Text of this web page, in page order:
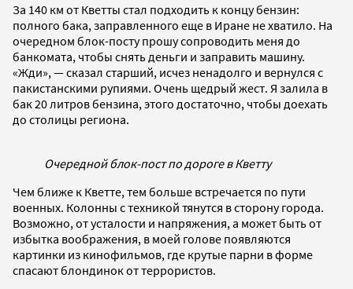
За 140 км от Кветты стал подходить к концу бензин:
полного бака, заправленного еще в Иране не хватило. На
очередном блок-посту прошу сопроводить меня до
банкомата, чтобы снять деньги и заправить машину.
«Жди», — сказал старший, исчез ненадолго и вернулся с
пакистанскими рупиями. Очень щедрый жест. Я залила в
бак 20 литров бензина, этого достаточно, чтобы доехать
до столицы региона.
Очередной блок-пост по дороге в Кветту
Чем ближе к Кветте, тем больше встречается по пути
военных. Колонны с техникой тянутся в сторону города.
Возможно, от усталости и напряжения, а может быть от
избытка воображения, в моей голове появляются
картинки из кинофильмов, где крутые парни в форме
спасают блондинок от террористов.